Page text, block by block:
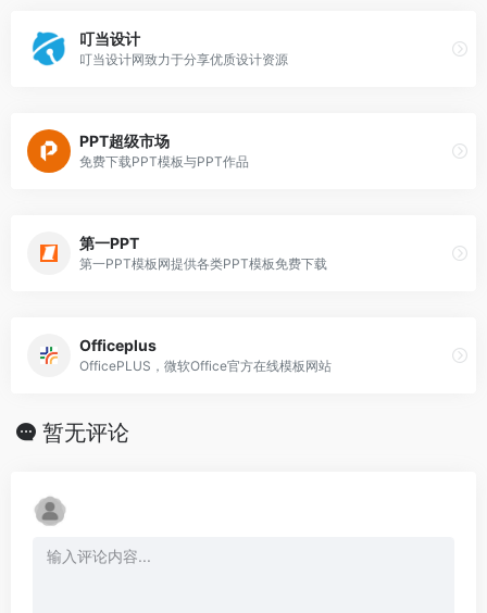
叮当设计
叮当设计网致力于分享优质设计资源
PPT超级市场
免费下载PPT模板与PPT作品
第一PPT
第一PPT模板网提供各类PPT模板免费下载
Officeplus
OfficePLUS，微软Office官方在线模板网站
暂无评论